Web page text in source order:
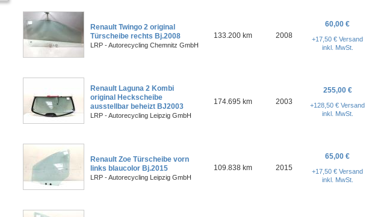
Renault Twingo 2 original
Türscheibe rechts Bj.2008
LRP - Autorecycling Chemnitz GmbH
133.200 km 2008
60,00 €
+17,50 € Versand
inkl. MwSt.
Renault Laguna 2 Kombi
original Heckscheibe
ausstellbar beheizt BJ2003
LRP - Autorecycling Leipzig GmbH
174.695 km 2003
255,00 €
+128,50 € Versand
inkl. MwSt.
Renault Zoe Türscheibe vorn
links blaucolor Bj.2015
LRP - Autorecycling Leipzig GmbH
109.838 km 2015
65,00 €
+17,50 € Versand
inkl. MwSt.